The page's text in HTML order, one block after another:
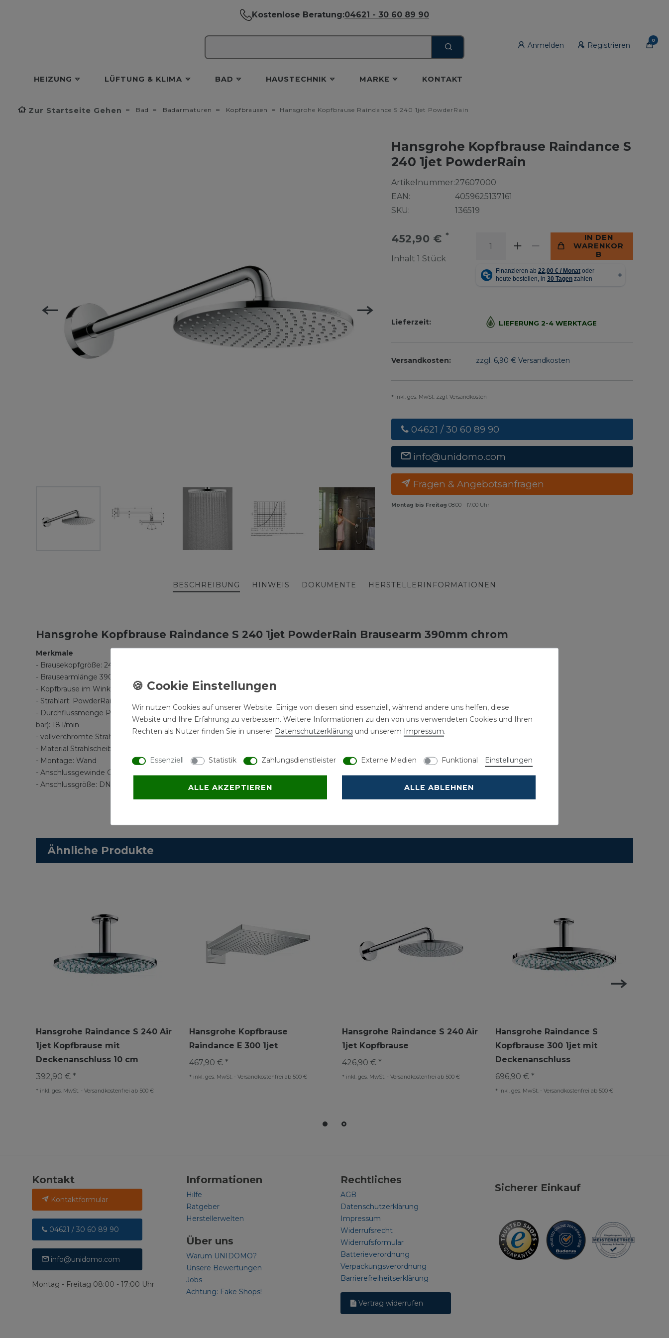
Kostenlose Beratung:04621 - 30 60 89 90
Anmelden Registrieren
0
HEIZUNG LÜFTUNG & KLIMA BAD HAUSTECHNIK MARKE KONTAKT
Zur Startseite Gehen Bad Badarmaturen Kopfbrausen Hansgrohe Kopfbrause Raindance S 240 1jet PowderRain
Hansgrohe Kopfbrause Raindance S
240 1jet PowderRain
Artikelnummer:
EAN:
SKU:
27607000
4059625137161
136519
452,90 € *
Inhalt 1 Stück
IN DEN
WARENKOR
B
Lieferzeit: LIEFERUNG 2-4 WERKTAGE
Versandkosten: zzgl. 6,90 € Versandkosten
* inkl. ges. MwSt. zzgl. Versandkosten
04621 / 30 60 89 90
info@unidomo.com
Fragen & Angebotsanfragen
Montag bis Freitag 08:00 - 17:00 Uhr
BESCHREIBUNG HINWEIS DOKUMENTE HERSTELLERINFORMATIONEN
Hansgrohe Kopfbrause Raindance S 240 1jet PowderRain Brausearm 390mm chrom
Merkmale
- Brausekopfgröße: 240 mm
- Brausearmlänge 390 mm
- Kopfbrause im Winkel verstellbar
- Strahlart: PowderRain
- Durchflussmenge PowderRain (bei 3
bar): 18 l/min
- vollverchromte Strahlscheibe
- Material Strahlscheibe: Metall
- Montage: Wand
- Anschlussgewinde G 1/2
- Anschlussgröße: DN15
Ähnliche Produkte
Hansgrohe Raindance S 240 Air
1jet Kopfbrause mit
Deckenanschluss 10 cm
392,90 € *
* inkl. ges. MwSt. - Versandkostenfrei ab 500 €
Hansgrohe Kopfbrause
Raindance E 300 1jet
467,90 € *
* inkl. ges. MwSt.- Versandkostenfrei ab 500 €
Hansgrohe Raindance S 240 Air
1jet Kopfbrause
426,90 € *
* inkl. ges. MwSt. - Versandkostenfrei ab 500 €
Hansgrohe Raindance S
Kopfbrause 300 1jet mit
Deckenanschluss
696,90 € *
* inkl. ges. MwSt.- Versandkostenfrei ab 500 €
Kontakt
Kontaktformular
04621 / 30 60 89 90
info@unidomo.com
Montag - Freitag 08:00 - 17:00 Uhr
Informationen
Hilfe
Ratgeber
Herstellerwelten
Über uns
Warum UNIDOMO?
Unsere Bewertungen
Jobs
Achtung: Fake Shops!
Rechtliches
AGB
Datenschutzerklärung
Impressum
Widerrufsrecht
Widerrufsformular
Batterieverordnung
Verpackungsverordnung
Barrierefreiheitserklärung
Vertrag widerrufen
Sicherer Einkauf
Wir nutzen Cookies auf unserer Website. Einige von diesen sind essenziell, während andere uns helfen, diese
Website und Ihre Erfahrung zu verbessern. Weitere Informationen zu den von uns verwendeten Cookies und Ihren
Rechten als Nutzer finden Sie in unserer Daten­schutz­erklärung und unserem Impressum.
Essenziell Statistik Zahlungsdienstleister Externe Medien Funktional Einstellungen
ALLE AKZEPTIEREN ALLE ABLEHNEN